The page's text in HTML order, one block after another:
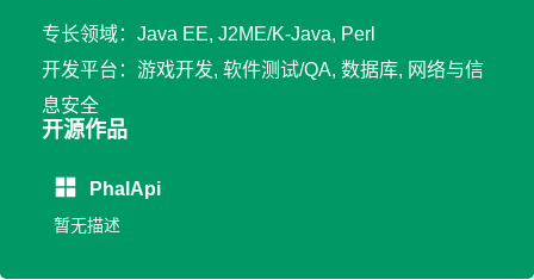
专长领域：Java EE, J2ME/K-Java, Perl
开发平台：游戏开发, 软件测试/QA, 数据库, 网络与信
息安全
开源作品
PhalApi
暂无描述